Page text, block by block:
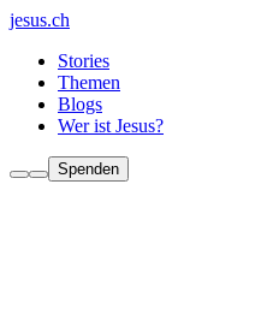
jesus.ch
Stories
Themen
Blogs
Wer ist Jesus?
Spenden